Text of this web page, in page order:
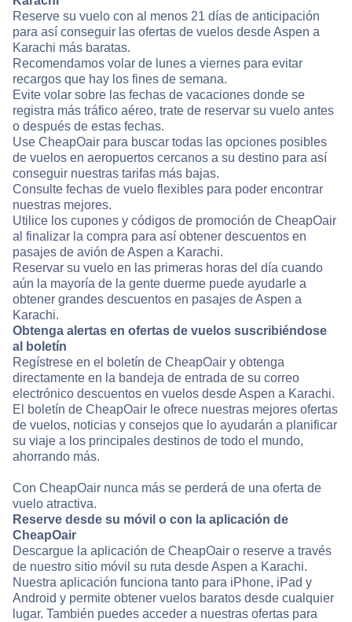
Reserve su vuelo con al menos 21 días de anticipación
para así conseguir las ofertas de vuelos desde Aspen a
Karachi más baratas.
Recomendamos volar de lunes a viernes para evitar
recargos que hay los fines de semana.
Evite volar sobre las fechas de vacaciones donde se
registra más tráfico aéreo, trate de reservar su vuelo antes
o después de estas fechas.
Use CheapOair para buscar todas las opciones posibles
de vuelos en aeropuertos cercanos a su destino para así
conseguir nuestras tarifas más bajas.
Consulte fechas de vuelo flexibles para poder encontrar
nuestras mejores.
Utilice los cupones y códigos de promoción de CheapOair
al finalizar la compra para así obtener descuentos en
pasajes de avión de Aspen a Karachi.
Reservar su vuelo en las primeras horas del día cuando
aún la mayoría de la gente duerme puede ayudarle a
obtener grandes descuentos en pasajes de Aspen a
Karachi.
Obtenga alertas en ofertas de vuelos suscribiéndose
al boletín
Regístrese en el boletín de CheapOair y obtenga
directamente en la bandeja de entrada de su correo
electrónico descuentos en vuelos desde Aspen a Karachi.
El boletín de CheapOair le ofrece nuestras mejores ofertas
de vuelos, noticias y consejos que lo ayudarán a planificar
su viaje a los principales destinos de todo el mundo,
ahorrando más.
Con CheapOair nunca más se perderá de una oferta de
vuelo atractiva.
Reserve desde su móvil o con la aplicación de
CheapOair
Descargue la aplicación de CheapOair o reserve a través
de nuestro sitio móvil su ruta desde Aspen a Karachi.
Nuestra aplicación funciona tanto para iPhone, iPad y
Android y permite obtener vuelos baratos desde cualquier
lugar. También puedes acceder a nuestras ofertas para